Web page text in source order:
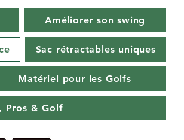
Améliorer son swing
Sac rétractables uniques
Matériel pour les Golfs
Pros & Golf